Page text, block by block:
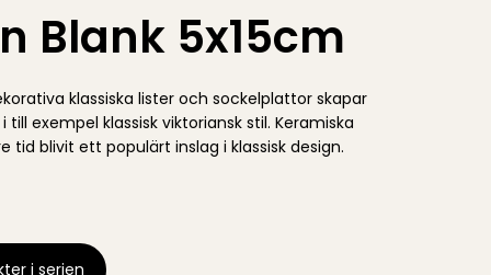
Blank 5x15cm
klassiska lister och sockelplattor skapar
exempel klassisk viktoriansk stil. Keramiska
tid blivit ett populärt inslag i klassisk design.
i serien